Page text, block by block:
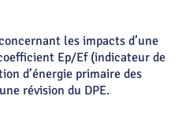
les impacts d’une
Ep/Ef (indicateur de
d’énergie primaire des
révision du DPE.